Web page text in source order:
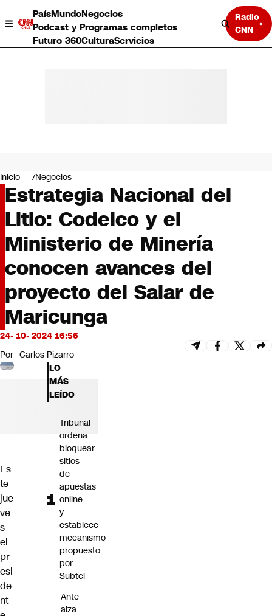
PaísMundoNegocios
Podcast y Programas completos
Futuro 360CulturaServicios
Radio
CNN
Negocios
Deportes
Programas completos
Cultura
Servicios
Bits
CNN tiempo
Opinión
Inicio Negocios
Estrategia Nacional del
Litio: Codelco y el
Ministerio de Minería
conocen avances del
proyecto del Salar de
Maricunga
24- 10- 2024 16:56
Por Carlos Pizarro
Es
te
jue
ve
s
el
pr
esi
de
nt
LO
MÁS
LEÍDO
Tribunal
ordena
bloquear
sitios
de
apuestas
online
y
establece
mecanismo
propuesto
por
Subtel
Ante
alza